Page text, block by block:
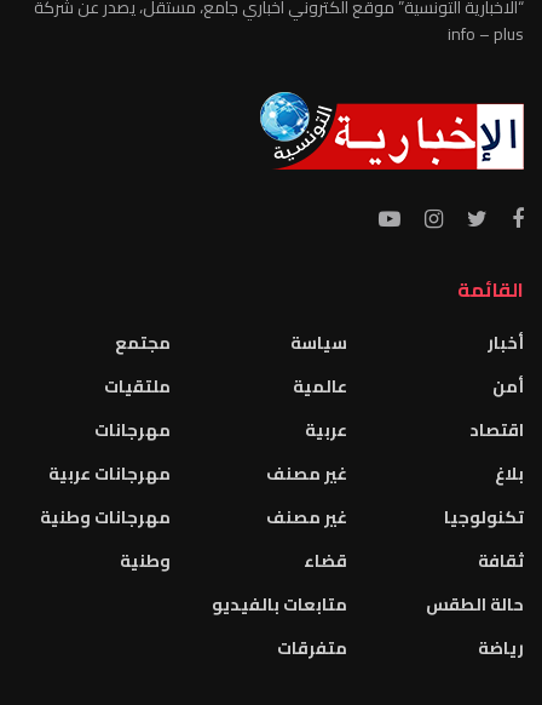
“الاخبارية التونسية” موقع الكتروني اخباري جامع، مستقل، يصدر عن شركة
info – plus
القائمة
أخبار
أمن
اقتصاد
بلاغ
تكنولوجيا
ثقافة
حالة الطقس
رياضة
سياسة
عالمية
عربية
غير مصنف
غير مصنف
قضاء
متابعات بالفيديو
متفرقات
مجتمع
ملتقيات
مهرجانات
مهرجانات عربية
مهرجانات وطنية
وطنية